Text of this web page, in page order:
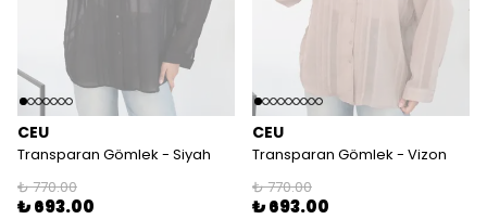
CEU
Transparan Gömlek - Siyah
₺ 770.00
₺ 693.00
CEU
Transparan Gömlek - Vizon
₺ 770.00
₺ 693.00